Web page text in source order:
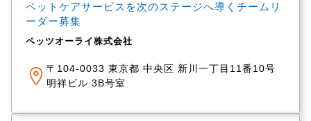
ペットケアサービスを次のステージへ導くチームリ
ーダー募集
ペッツオーライ株式会社
〒104-0033 東京都 中央区 新川一丁目11番10号
明祥ビル 3B号室